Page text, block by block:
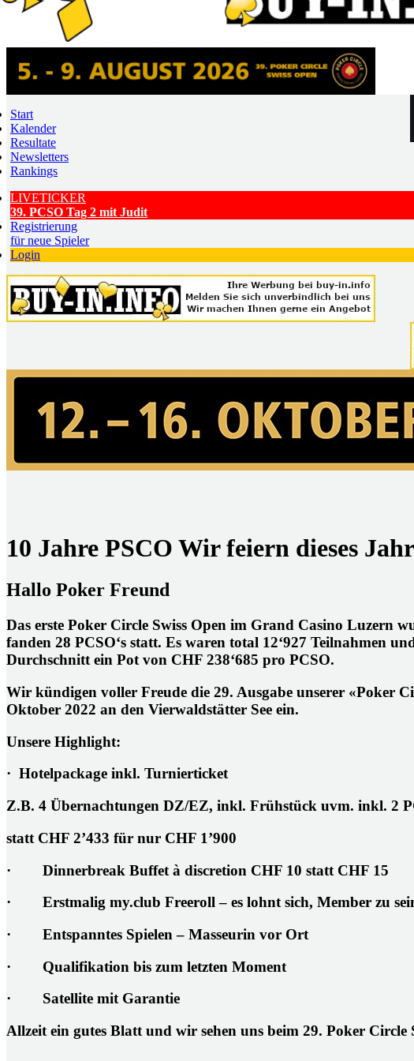
Start
Kalender
Resultate
Newsletters
Rankings
LIVETICKER
39. PCSO Tag 2 mit Judit
Registrierung
für neue Spieler
Login
10 Jahre PSCO Wir feiern dieses Jahr
Hallo Poker Freund
Das erste Poker Circle Swiss Open im Grand Casino Luzern
fanden 28 PCSO‘s statt. Es waren total 12‘927 Teilnahmen
Durchschnitt ein Pot von CHF 238‘685 pro PCSO.
Wir kündigen voller Freude die 29. Ausgabe unserer «Poker
Oktober 2022 an den Vierwaldstätter See ein.
Unsere Highlight:
· Hotelpackage inkl. Turnierticket
Z.B. 4 Übernachtungen DZ/EZ, inkl. Frühstück uvm. inkl. 2
statt CHF 2’433 für nur CHF 1’900
· Dinnerbreak Buffet à discretion CHF 10 statt CHF 15
· Erstmalig my.club Freeroll – es lohnt sich, Member zu
· Entspanntes Spielen – Masseurin vor Ort
· Qualifikation bis zum letzten Moment
· Satellite mit Garantie
Allzeit ein gutes Blatt und wir sehen uns beim 29. Poker